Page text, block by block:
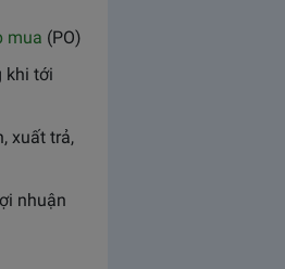
mua (PO)
khi tới
xuất trả,
nhuận